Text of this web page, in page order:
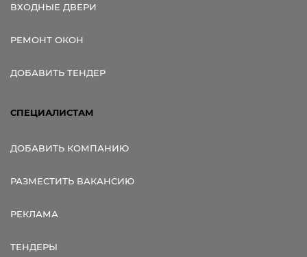
ВХОДНЫЕ ДВЕРИ
РЕМОНТ ОКОН
ДОБАВИТЬ ТЕНДЕР
СПЕЦИАЛИСТАМ
ДОБАВИТЬ КОМПАНИЮ
РАЗМЕСТИТЬ ВАКАНСИЮ
РЕКЛАМА
ТЕНДЕРЫ